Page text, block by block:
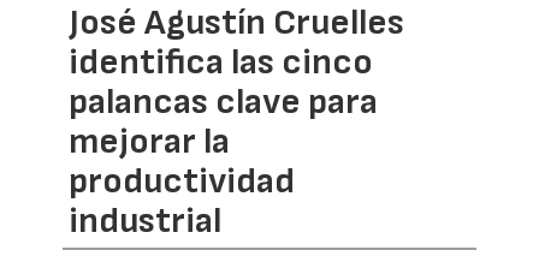
José Agustín Cruelles
identifica las cinco
palancas clave para
mejorar la
productividad
industrial